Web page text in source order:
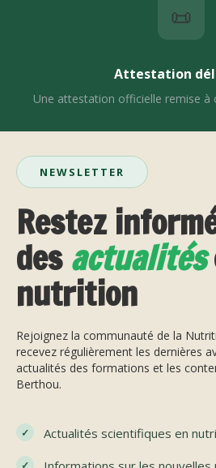
📜
Attestation
Une attestation officielle remise à
NEWSLETTER
Restez
desactualités
nutrition
Rejoignez la communauté de la
recevez régulièrement les dernières
actualités des formations et les
Berthou.
Actualités scientifiques en